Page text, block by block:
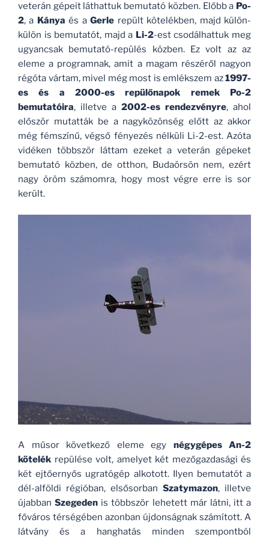
veterán gépeit láthattuk bemutató közben. Előbb a Po-
2, a Kánya és aGerle repült kötelékben, majd külön-
külön is bemutatót, majd a Li-2-est csodálhattuk meg
ugyancsak bemutató-repülés közben. Ez volt az az
eleme a programnak, amit a magam részéről nagyon
régóta vártam, mivel még most is emlékszem az1997-
es és a 2000-es repülőnapok remek Po-2
bemutatóira, illetve a 2002-es rendezvényre, ahol
először mutatták be a nagyközönség előtt az akkor
még fémszínű, végső fényezés nélküli Li-2-est. Azóta
vidéken többször láttam ezeket a veterán gépeket
bemutató közben, de otthon, Budaörsön nem, ezért
nagy öröm számomra, hogy most végre erre is sor
került.
A műsor következő eleme egy négygépes An-2
kötelék repülése volt, amelyet két mezőgazdasági és
két ejtőernyős ugratógép alkotott. Ilyen bemutatót a
dél-alföldi régióban, elsősorban Szatymazon, illetve
újabbanSzegeden is többször lehetett már látni, itt a
főváros térségében azonban újdonságnak számított. A
látvány és a hanghatás minden szempontból